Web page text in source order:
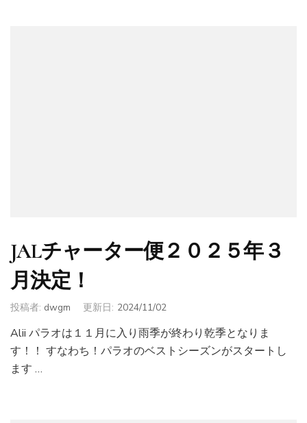
JALチャーター便２０２５年３
月決定！
投稿者: dwgm 更新日: 2024/11/02
Alii パラオは１１月に入り雨季が終わり乾季となりま
す！！ すなわち！パラオのベストシーズンがスタートし
ます …